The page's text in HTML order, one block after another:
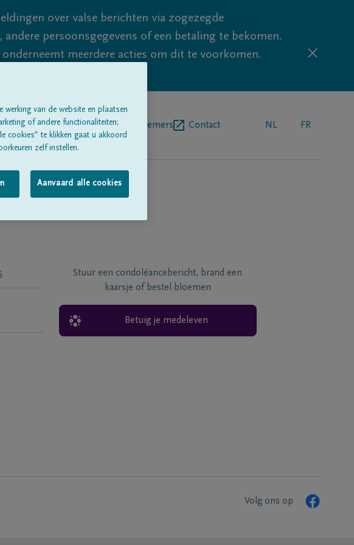
over valse berichten via zogezegde
persoonsgegevens of een betaling te bekomen.
meerdere acties om dit te voorkomen.
Over onsBegrafenisondernemers Contact NL FR
Stuur een condoléancebericht, brand een
kaarsje of bestel bloemen
Betuig je medeleven
Volg ons op
van de website en plaatsen
of andere functionaliteiten;
cookies” te klikken gaat u akkoord
zelf instellen.
Aanvaard alle cookies